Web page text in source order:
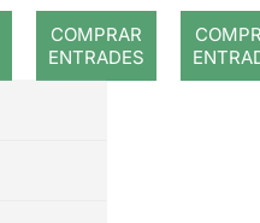
COMPRAR
ENTRADES